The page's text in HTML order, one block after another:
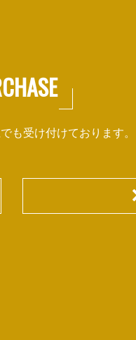
も受け付けております。